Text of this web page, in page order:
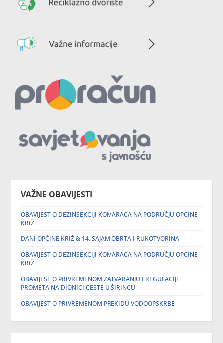
VAŽNE OBAVIJESTI
OBAVIJEST O DEZINSEKCIJI KOMARACA NA PODRUČJU OPĆINE
KRIŽ
DANI OPĆINE KRIŽ & 14. SAJAM OBRTA I RUKOTVORINA
OBAVIJEST O DEZINSEKCIJI KOMARACA NA PODRUČJU OPĆINE
KRIŽ
OBAVIJEST O PRIVREMENOM ZATVARANJU I REGULACIJI
PROMETA NA DIONICI CESTE U ŠIRINCU
OBAVIJEST O PRIVREMENOM PREKIDU VODOOPSKRBE